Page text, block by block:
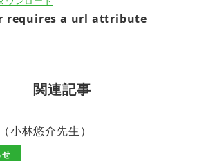
requires a url attribute
関連記事
小林悠介先生）